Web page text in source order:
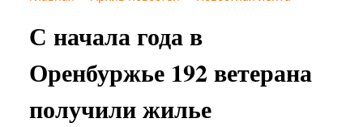
С начала года в
Оренбуржье 192 ветерана
получили жилье